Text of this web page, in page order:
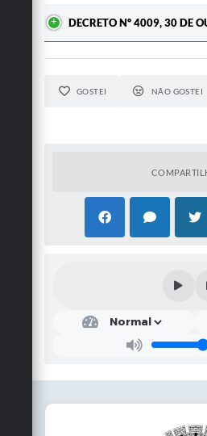
DECRETO Nº 4009, 30 DE
GOSTEI NÃO GOSTEI